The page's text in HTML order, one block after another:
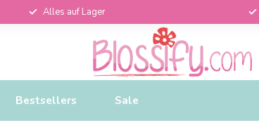
Alles auf Lager
Bestsellers Sale